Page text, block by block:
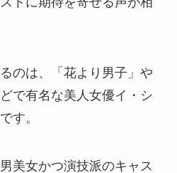
のは、「花より男子」や
で有名な美人女優イ・シ
す。
美女かつ演技派のキャス